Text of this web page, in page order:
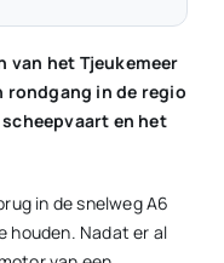
van het Tjeukemeer
rondgang in de regio
en het
in de snelweg A6
houden. Nadat er al